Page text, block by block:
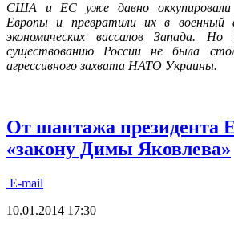
США и ЕС уже давно оккупировали
Европы и превратили их в
экономических вассалов Запада. Но
существованию России не была
агрессивного захвата НАТО Украины.
От шантажа президента
«закону Димы Яковлева»
E-mail
10.01.2014 17:30